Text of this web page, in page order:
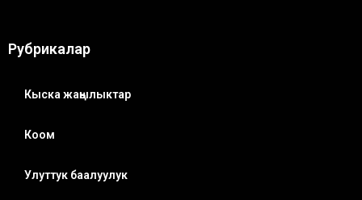
Рубрикалар
Кыска жаңылыктар
Коом
Улуттук баалуулук